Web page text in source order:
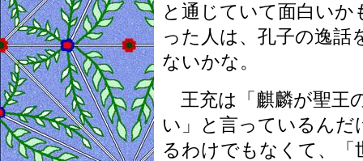
と通じていて面白い
った人は、孔子の逸
ないかな。
王充は「麒麟が聖王
い」と言っているん
るわけでもなくて、「